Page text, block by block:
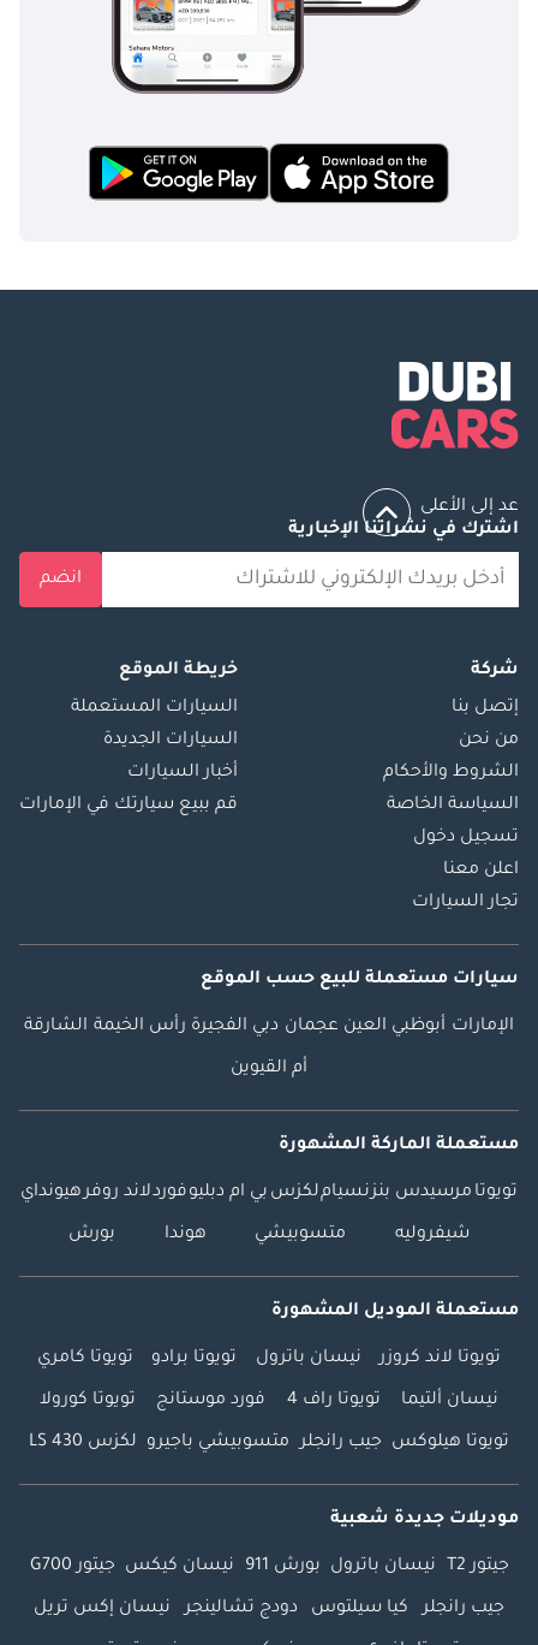
عد إلى الأعلى
اشترك في نشراتنا الإخبارية
انضم
شركة
إتصل بنا
من نحن
الشروط والأحكام
السياسة الخاصة
تسجيل دخول
اعلن معنا
تجار السيارات
خريطة الموقع
السيارات المستعملة
السيارات الجديدة
أخبار السيارات
قم ببيع سيارتك في الإمارات
سيارات مستعملة للبيع حسب الموقع
الإمارات أبوظبي العين عجمان دبي الفجيرة رأس الخيمة الشارقة
أم القيوين
مستعملة الماركة المشهورة
تويوتا مرسيدس بنزنسياملكزس بي ام دبليوفوردلاند روفرهيونداي
شيفروليه متسوبيشي هوندا بورش
مستعملة الموديل المشهورة
تويوتا لاند كروزر نيسان باترول تويوتا برادو تويوتا كامري
نيسان ألتيما تويوتا راف 4 فورد موستانج تويوتا كورولا
تويوتا هيلوكس جيب رانجلر متسوبيشي باجيرو لكزس LS 430
موديلات جديدة شعبية
جيتور T2 نيسان باترول بورش 911 نيسان كيكس جيتور G700
جيب رانجلر كيا سيلتوس دودج تشالينجر نيسان إكس تريل